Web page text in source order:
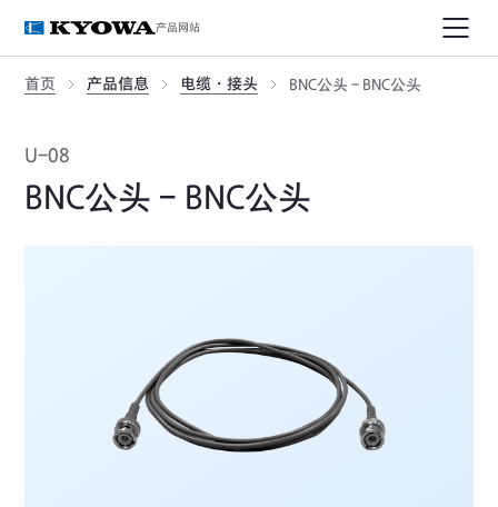
产品网站
首页 产品信息 电缆・接头 BNC公头 - BNC公头
U-08
BNC公头 - BNC公头